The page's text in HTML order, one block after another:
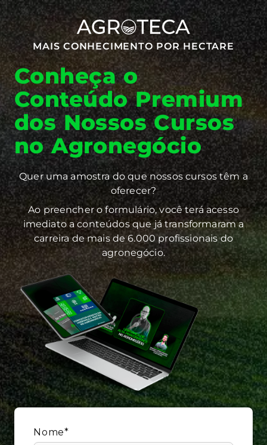
MAIS CONHECIMENTO POR HECTARE
Conheça o
Conteúdo Premium
dos Nossos Cursos
no Agronegócio
Quer uma amostra do que nossos cursos têm a
oferecer?
Ao preencher o formulário, você terá acesso
imediato a conteúdos que já transformaram a
carreira de mais de 6.000 profissionais do
agronegócio.
Nome*